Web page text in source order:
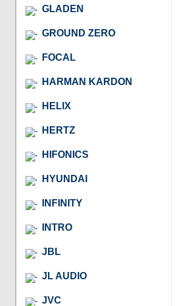
GLADEN
GROUND ZERO
FOCAL
HARMAN KARDON
HELIX
HERTZ
HIFONICS
HYUNDAI
INFINITY
INTRO
JBL
JL AUDIO
JVC